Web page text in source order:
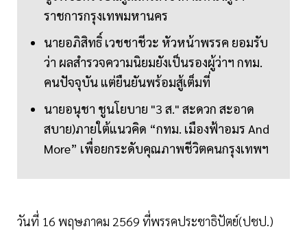
ราชการกรุงเทพมหานคร
นายอภิสิทธิ์ เวชชาชีวะ หัวหน้าพรรค ยอมรับ
ว่า ผลสำรวจความนิยมยังเป็นรองผู้ว่าฯ กทม.
คนปัจจุบัน แต่ยืนยันพร้อมสู้เต็มที่
นายอนุชา ชูนโยบาย "3 ส." สะดวก สะอาด
สบาย)ภายใต้แนวคิด “กทม. เมืองฟ้าอมร And
More” เพื่อยกระดับคุณภาพชีวิตคนกรุงเทพฯ
วันที่ 16 พฤษภาคม 2569 ที่พรรคประชาธิปัตย์(ปชป.)